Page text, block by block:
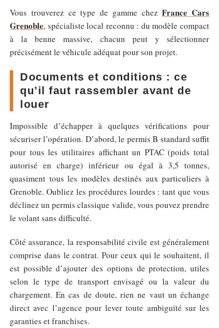
Vous trouverez ce type de gamme chezFrance Cars
Grenoble, spécialiste local reconnu : du modèle compact
à la benne massive, chacun peut y sélectionner
précisément le véhicule adéquat pour son projet.
Documents et conditions : ce
qu’il faut rassembler avant de
louer
Impossible d’échapper à quelques vérifications pour
sécuriser l’opération. D’abord, le permis B standard suffit
pour tous les utilitaires affichant un PTAC (poids total
autorisé en charge) inférieur ou égal à 3,5 tonnes,
quasiment tous les modèles destinés aux particuliers à
Grenoble. Oubliez les procédures lourdes : tant que vous
déclinez un permis classique valide, vous pouvez prendre
le volant sans difficulté.
Côté assurance, la responsabilité civile est généralement
comprise dans le contrat. Pour ceux qui le souhaitent, il
est possible d’ajouter des options de protection, utiles
selon le type de transport envisagé ou la valeur du
chargement. En cas de doute, rien ne vaut un échange
direct avec l’agence pour lever toute ambiguïté sur les
garanties et franchises.